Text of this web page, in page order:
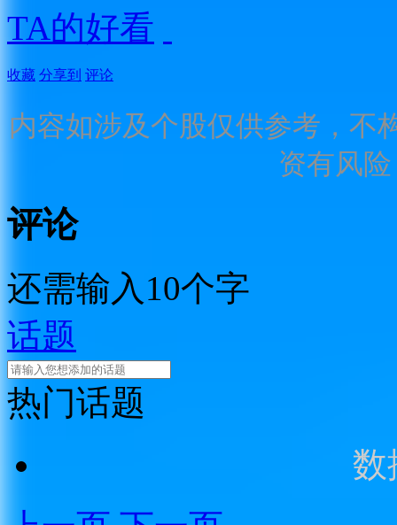
TA的好看
收藏 分享到 评论
内容如涉及个股仅供参考，不
资有风
评论
还需输入10个字
话题
热门话题
数